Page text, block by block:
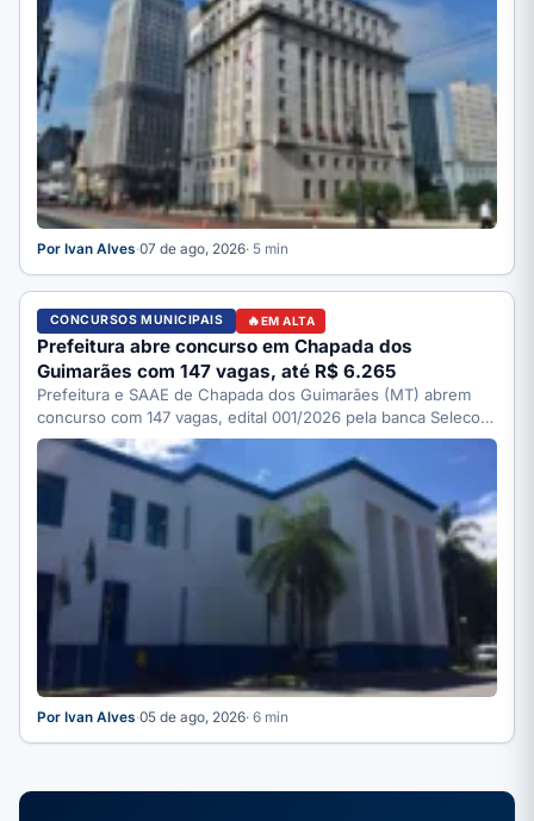
Por Ivan Alves·07 de ago, 2026· 5 min
CONCURSOS MUNICIPAIS EM ALTA
Prefeitura abre concurso em Chapada dos
Guimarães com 147 vagas, até R$ 6.265
Prefeitura e SAAE de Chapada dos Guimarães (MT) abrem
concurso com 147 vagas, edital 001/2026 pela banca Selecon.
…
Por Ivan Alves·05 de ago, 2026· 6 min